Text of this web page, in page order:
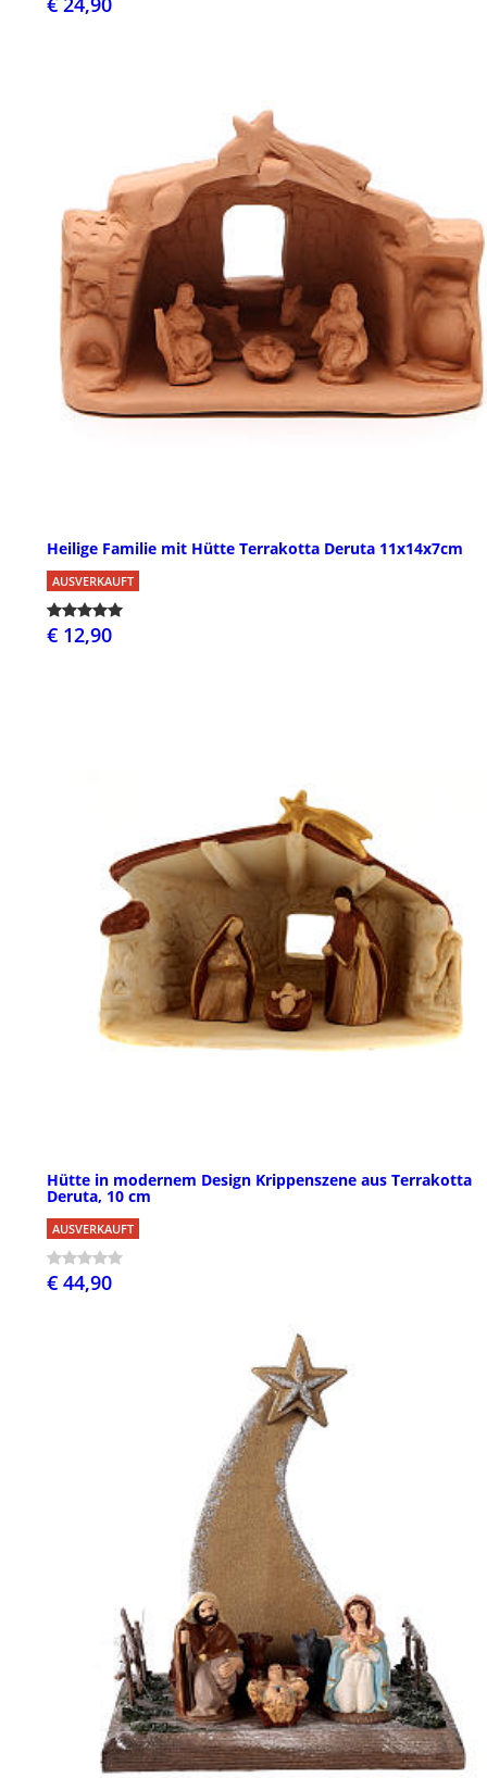
Heilige Familie mit Hütte Terrakotta Deruta 11x14x7cm
AUSVERKAUFT
€ 12,90
Hütte in modernem Design Krippenszene aus Terrakotta
Deruta, 10 cm
AUSVERKAUFT
€ 44,90